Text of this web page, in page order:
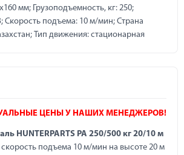
мм; Грузоподъемность, кг: 250;
Скорость подъема: 10 м/мин; Страна
Тип движения: стационарная
ЦЕНЫ У НАШИХ МЕНЕДЖЕРОВ!
HUNTERPARTS PA 250/500 кг 20/10 м
скорость подъема 10 м/мин на высоте 20 м